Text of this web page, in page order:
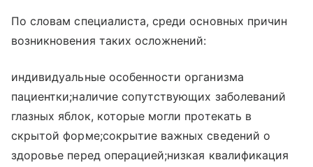
По словам специалиста, среди основных причин
возникновения таких осложнений:
индивидуальные особенности организма
пациентки;наличие сопутствующих заболеваний
глазных яблок, которые могли протекать в
скрытой форме;сокрытие важных сведений о
здоровье перед операцией;низкая квалификация